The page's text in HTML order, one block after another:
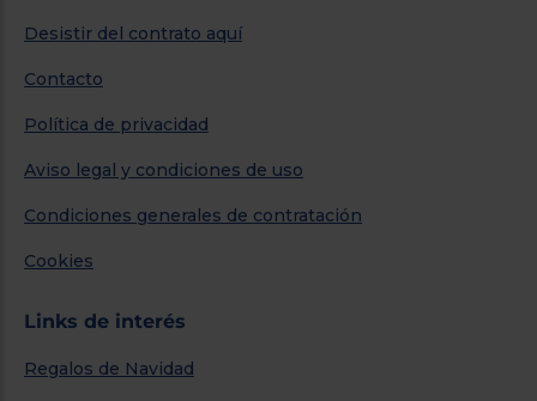
Desistir del contrato aquí
Contacto
Política de privacidad
Aviso legal y condiciones de uso
Condiciones generales de contratación
Cookies
Links de interés
Regalos de Navidad